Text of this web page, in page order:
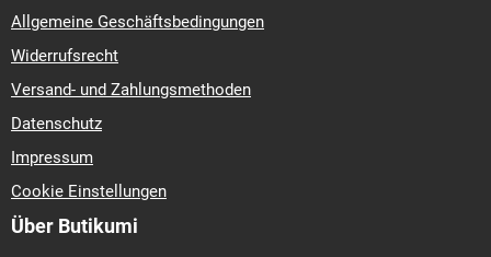
Allgemeine Geschäftsbedingungen
Widerrufsrecht
Versand- und Zahlungsmethoden
Datenschutz
Impressum
Cookie Einstellungen
Über Butikumi